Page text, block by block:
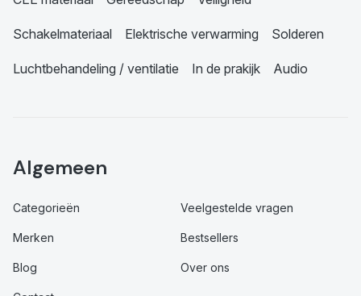
Schakelmateriaal Elektrische verwarming Solderen
Luchtbehandeling / ventilatie In de prakijk Audio
Algemeen
Categorieën Veelgestelde vragen
Merken Bestsellers
Blog Over ons